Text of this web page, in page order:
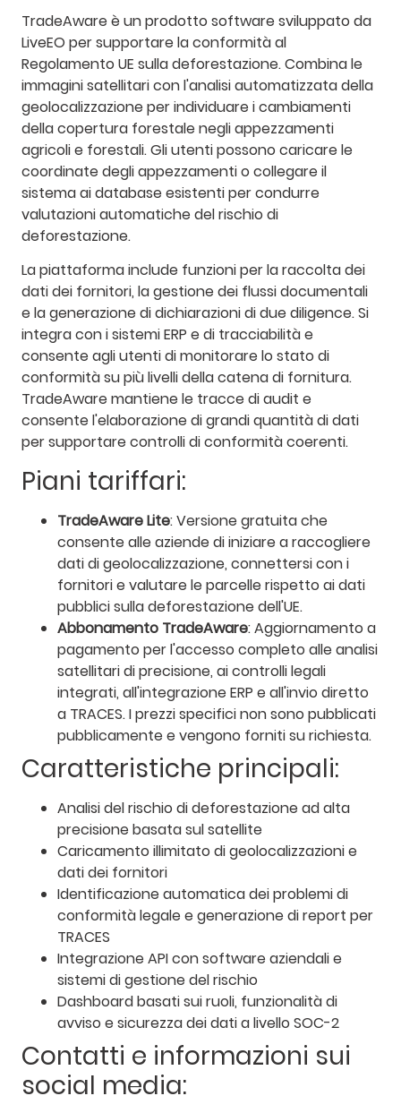
TradeAware è un prodotto software sviluppato da
LiveEO per supportare la conformità al
Regolamento UE sulla deforestazione. Combina le
immagini satellitari con l'analisi automatizzata della
geolocalizzazione per individuare i cambiamenti
della copertura forestale negli appezzamenti
agricoli e forestali. Gli utenti possono caricare le
coordinate degli appezzamenti o collegare il
sistema ai database esistenti per condurre
valutazioni automatiche del rischio di
deforestazione.
La piattaforma include funzioni per la raccolta dei
dati dei fornitori, la gestione dei flussi documentali
e la generazione di dichiarazioni di due diligence. Si
integra con i sistemi ERP e di tracciabilità e
consente agli utenti di monitorare lo stato di
conformità su più livelli della catena di fornitura.
TradeAware mantiene le tracce di audit e
consente l'elaborazione di grandi quantità di dati
per supportare controlli di conformità coerenti.
Piani tariffari:
TradeAware Lite: Versione gratuita che
consente alle aziende di iniziare a raccogliere
dati di geolocalizzazione, connettersi con i
fornitori e valutare le parcelle rispetto ai dati
pubblici sulla deforestazione dell'UE.
Abbonamento TradeAware: Aggiornamento a
pagamento per l'accesso completo alle analisi
satellitari di precisione, ai controlli legali
integrati, all'integrazione ERP e all'invio diretto
a TRACES. I prezzi specifici non sono pubblicati
pubblicamente e vengono forniti su richiesta.
Caratteristiche principali:
Analisi del rischio di deforestazione ad alta
precisione basata sul satellite
Caricamento illimitato di geolocalizzazioni e
dati dei fornitori
Identificazione automatica dei problemi di
conformità legale e generazione di report per
TRACES
Integrazione API con software aziendali e
sistemi di gestione del rischio
Dashboard basati sui ruoli, funzionalità di
avviso e sicurezza dei dati a livello SOC-2
Contatti e informazioni sui
social media: